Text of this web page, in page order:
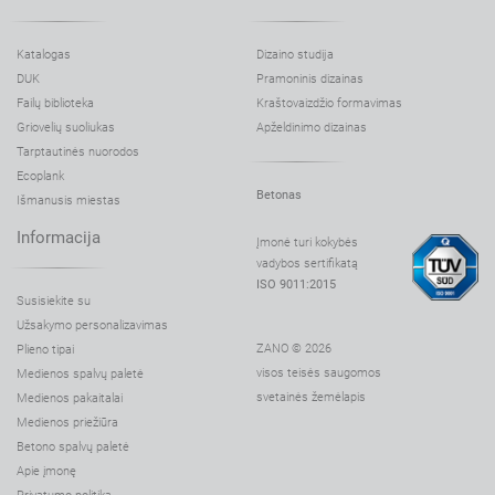
Katalogas
DUK
Failų biblioteka
Griovelių suoliukas
Tarptautinės nuorodos
Ecoplank
Išmanusis miestas
Dizaino studija
Pramoninis dizainas
Kraštovaizdžio formavimas
Apželdinimo dizainas
Betonas
Informacija
Susisiekite su
Užsakymo personalizavimas
Plieno tipai
Medienos spalvų paletė
Medienos pakaitalai
Medienos priežiūra
Betono spalvų paletė
Apie įmonę
Įmonė turi kokybės
vadybos sertifikatą
ISO 9011:2015
ZANO © 2026
visos teisės saugomos
svetainės žemėlapis